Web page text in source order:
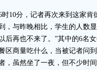
分，记者再次来到这家肯
，与昨晚相比，学生的人数
后再也不来了。”其中的6名
区商量吃什么，当被记者问
，虽然坐了一夜，但不少时